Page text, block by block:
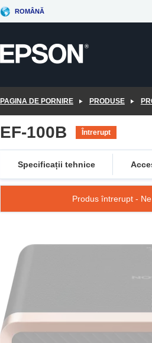
ROMÂNĂ
PAGINA DE PORNIRE PRODUSE
EF-100B Întrerupt
Specificații tehnice
Produs întrerupt -